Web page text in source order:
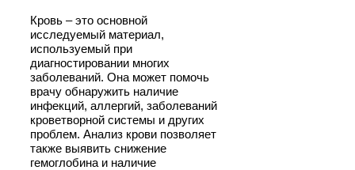
Кровь – это основной
исследуемый материал,
используемый при
диагностировании многих
заболеваний. Она может помочь
врачу обнаружить наличие
инфекций, аллергий, заболеваний
кроветворной системы и других
проблем. Анализ крови позволяет
также выявить снижение
гемоглобина и наличие